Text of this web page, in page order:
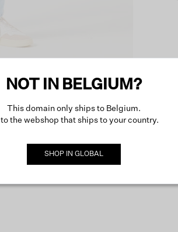
NOT IN BELGIUM?
This domain only ships to Belgium.
to the webshop that ships to your country.
SHOP IN GLOBAL